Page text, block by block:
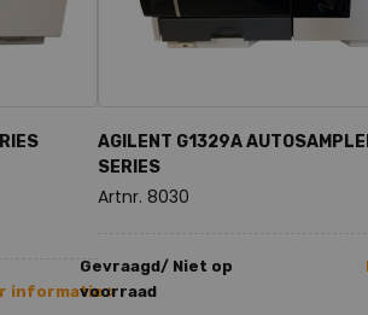
informatie >
AGILENT G1329A
SERIES
Artnr. 8030
Gevraagd/ Niet op
voorraad